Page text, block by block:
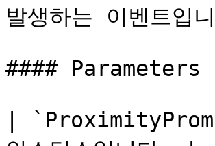
발생하는 이벤트입
#### Parameters
|